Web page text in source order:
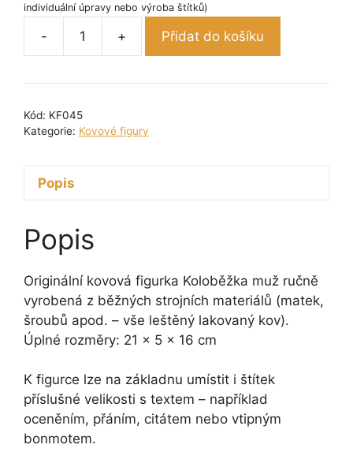
individuální úpravy nebo výroba štítků)
-
Kovová
-
+ Přidat do košíku
Kód: KF045
Kategorie: Kovové figury
Popis
Popis
Originální kovová figurka Koloběžka muž ručně
vyrobená z běžných strojních materiálů (matek,
šroubů apod. – vše leštěný lakovaný kov).
Úplné rozměry: 21 x 5 x 16 cm
K figurce lze na základnu umístit i štítek
příslušné velikosti s textem – například
oceněním, přáním, citátem nebo vtipným
bonmotem.